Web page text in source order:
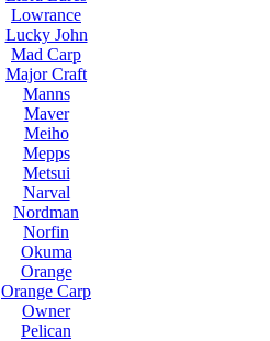
Lowrance
Lucky John
Mad Carp
Major Craft
Manns
Maver
Meiho
Mepps
Metsui
Narval
Nordman
Norfin
Okuma
Orange
Orange Carp
Owner
Pelican